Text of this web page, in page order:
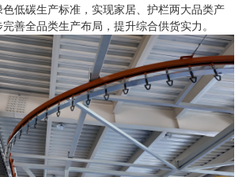
低碳生产标准，实现家居、护栏两大品类产
善全品类生产布局，提升综合供货实力。